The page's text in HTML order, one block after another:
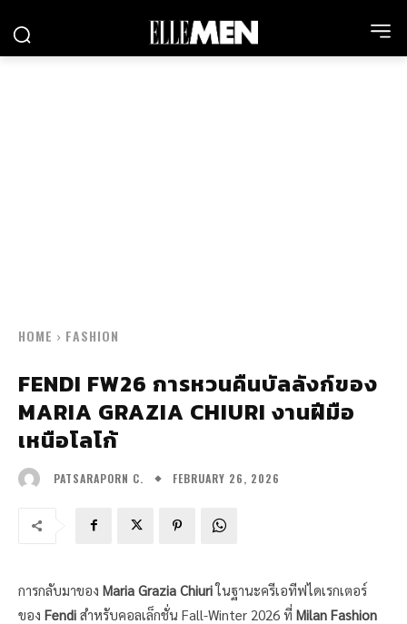
HOME FASHION
FENDI FW26 การหวนคืนบัลลังก์ของ
MARIA GRAZIA CHIURI งานฝีมือ
เหนือโลโก้
PATSARAPORN C. FEBRUARY 26, 2026
การกลับมาของ Maria Grazia Chiuriในฐานะครีเอทีฟไดเรกเตอร์
ของ Fendi สำหรับคอลเล็กชั่น Fall-Winter 2026 ที่ Milan Fashion